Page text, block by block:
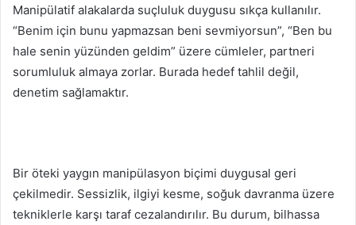
Manipülatif alakalarda suçluluk duygusu sıkça kullanılır.
“Benim için bunu yapmazsan beni sevmiyorsun”, “Ben bu
hale senin yüzünden geldim” üzere cümleler, partneri
sorumluluk almaya zorlar. Burada hedef tahlil değil,
denetim sağlamaktır.
Bir öteki yaygın manipülasyon biçimi duygusal geri
çekilmedir. Sessizlik, ilgiyi kesme, soğuk davranma üzere
tekniklerle karşı taraf cezalandırılır. Bu durum, bilhassa